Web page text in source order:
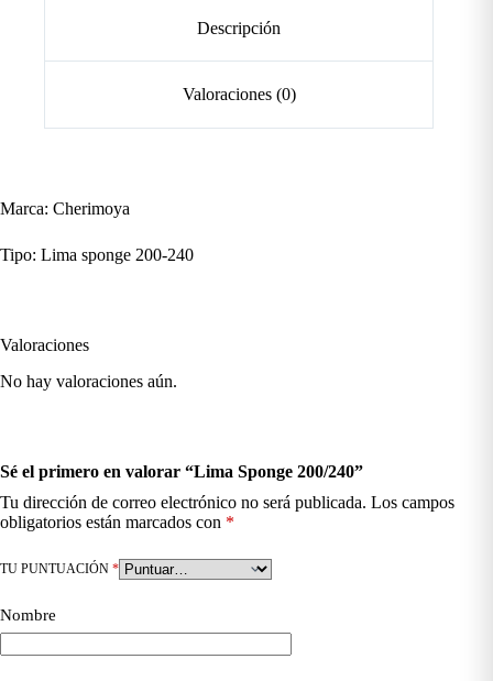
Descripción
Valoraciones (0)
Marca: Cherimoya
Tipo: Lima sponge 200-240
Valoraciones
No hay valoraciones aún.
Sé el primero en valorar “Lima Sponge 200/240”
Tu dirección de correo electrónico no será publicada. Los campos
obligatorios están marcados con *
TU PUNTUACIÓN *
Nombre